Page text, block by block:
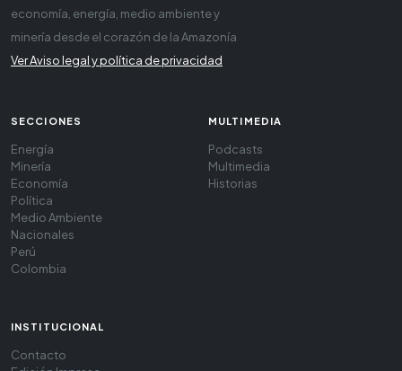
economía, energía, medio ambiente y
minería desde el corazón de la Amazonía
Ver Aviso legal y política de privacidad
SECCIONES
Energía
Minería
Economía
Política
Medio Ambiente
Nacionales
Perú
Colombia
MULTIMEDIA
Podcasts
Multimedia
Historias
INSTITUCIONAL
Contacto